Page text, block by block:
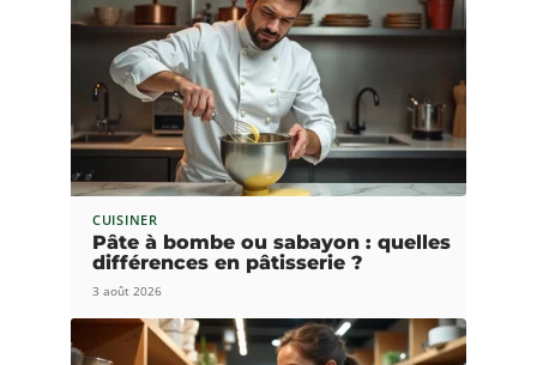
CUISINER
Pâte à bombe ou sabayon : quelles
différences en pâtisserie ?
3 août 2026